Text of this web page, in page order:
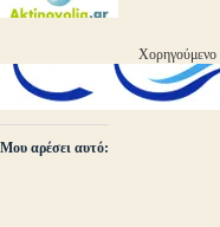
Χορηγούμενο
Μου αρέσει αυτό: